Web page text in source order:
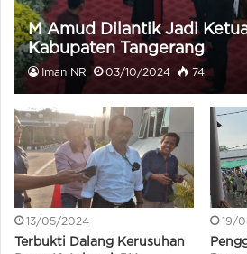
M Amud Dilantik Jadi
Kabupaten Tangerang
Iman NR 03/10/2024 74
13/05/2024
Terbukti Dalang Kerusuhan
19/